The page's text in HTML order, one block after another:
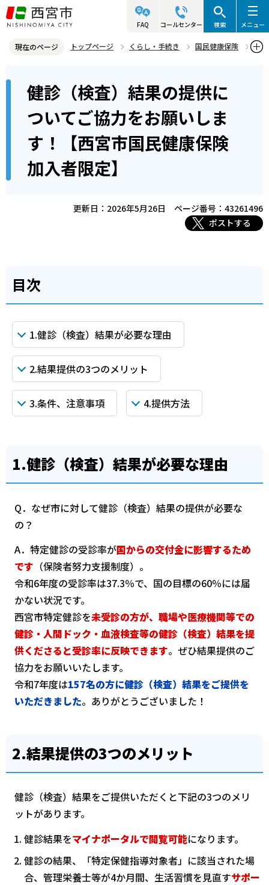
こ
の
ジ
FAQ コールセンター 検索 メニュー
現在のページ トップページ くらし・手続き
国民健康保険
健診（検査）結果の提供についてご協力をお願いします！【西宮市国
民健康保険加入者限定】
健診（検査）結果の提供に
ついてご協力をお願いしま
す！【西宮市国民健康保険
加入者限定】
更新日：2026年5月26日
ページ番号：43261496
ポストする
目次
1.健診（検査）結果が必要な理由
2.結果提供の3つのメリット
3.条件、注意事項 4.提供方法
1.健診（検査）結果が必要な理由
Q．なぜ市に対して健診（検査）結果の提供が必要な
の？
A．特定健診の受診率が国からの交付金に影響するため
です （保険者努力支援制度）。
令和6年度の受診率は37.3％で、国の目標の60％には届
かない状況です。
西宮市特定健診を未受診の方が、職場や医療機関等での
健診・人間ドック・血液検査等の健診（検査）結果を提
供くださると受診率に反映できます。ぜひ結果提供のご
協力をお願いいたします。
令和7年度は157名の方に健診（検査）結果をご提供を
いただきました。ありがとうございました！
2.結果提供の3つのメリット
健診（検査）結果をご提供いただくと下記の3つのメリ
ットがあります。
健診結果をマイナポータルで閲覧可能になります。
健診の結果、「特定保健指導対象者」に該当された場
合、管理栄養士等が4か月間、生活習慣を見直すサポー